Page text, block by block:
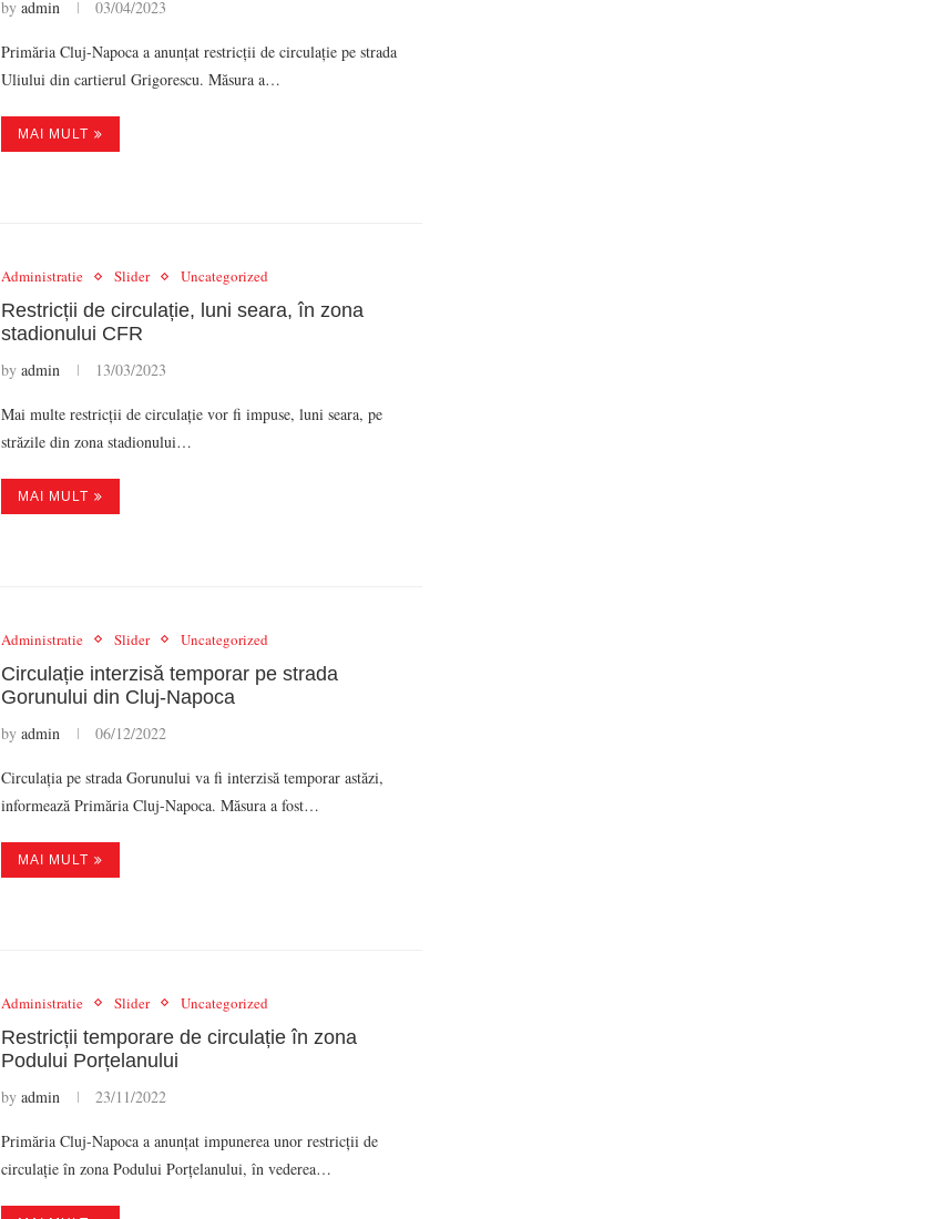
by admin 03/04/2023
Primăria Cluj-Napoca a anunțat restricții de circulație pe strada
Uliului din cartierul Grigorescu. Măsura a…
MAI MULT
Administratie Slider Uncategorized
Restricții de circulație, luni seara, în zona
stadionului CFR
by admin 13/03/2023
Mai multe restricții de circulație vor fi impuse, luni seara, pe
străzile din zona stadionului…
MAI MULT
Administratie Slider Uncategorized
Circulație interzisă temporar pe strada
Gorunului din Cluj-Napoca
by admin 06/12/2022
Circulația pe strada Gorunului va fi interzisă temporar astăzi,
informează Primăria Cluj-Napoca. Măsura a fost…
MAI MULT
Administratie Slider Uncategorized
Restricții temporare de circulație în zona
Podului Porțelanului
by admin 23/11/2022
Primăria Cluj-Napoca a anunțat impunerea unor restricții de
circulație în zona Podului Porțelanului, în vederea…